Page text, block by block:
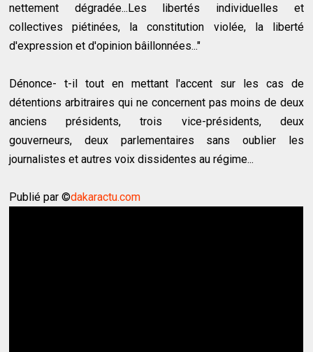
nettement dégradée...Les libertés individuelles et
collectives piétinées, la constitution violée, la liberté
d'expression et d'opinion bâillonnées..."
Dénonce- t-il tout en mettant l'accent sur les cas de
détentions arbitraires qui ne concernent pas moins de deux
anciens présidents, trois vice-présidents, deux
gouverneurs, deux parlementaires sans oublier les
journalistes et autres voix dissidentes au régime...
Publié par ©dakaractu.com